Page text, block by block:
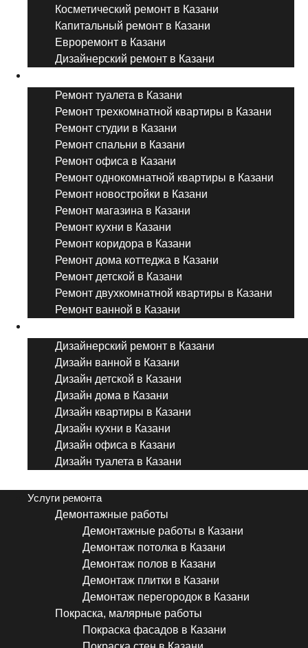
Косметический ремонт в Казани
Капитальный ремонт в Казани
Евроремонт в Казани
Дизайнерский ремонт в Казани
Ремонт туалета в Казани
Ремонт трехкомнатной квартиры в Казани
Ремонт студии в Казани
Ремонт спальни в Казани
Ремонт офиса в Казани
Ремонт однокомнатной квартиры в Казани
Ремонт новостройки в Казани
Ремонт магазина в Казани
Ремонт кухни в Казани
Ремонт коридора в Казани
Ремонт дома коттеджа в Казани
Ремонт детской в Казани
Ремонт двухкомнатной квартиры в Казани
Ремонт ванной в Казани
Дизайнерский ремонт в Казани
Дизайн ванной в Казани
Дизайн детской в Казани
Дизайн дома в Казани
Дизайн квартиры в Казани
Дизайн кухни в Казани
Дизайн офиса в Казани
Дизайн туалета в Казани
Услуги ремонта
Демонтажные работы
Демонтажные работы в Казани
Демонтаж потолка в Казани
Демонтаж полов в Казани
Демонтаж плитки в Казани
Демонтаж перегородок в Казани
Покраска, малярные работы
Покраска фасадов в Казани